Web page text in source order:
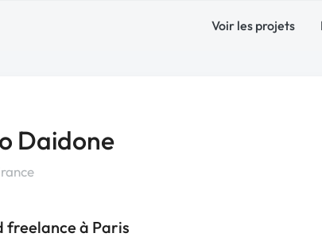
Voir les projets
Daidone
à Paris